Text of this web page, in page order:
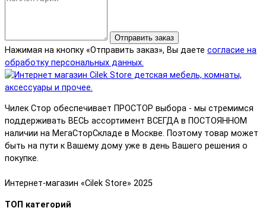
Отправить заказ
Нажимая на кнопку «Отправить заказ», Вы даете согласие на
обработку персональных данных.
Чилек Стор обеспечивает ПРОСТОР выбора - мы стремимся
поддерживать ВЕСЬ ассортимент ВСЕГДА в ПОСТОЯННОМ
наличии на МегаСторСкладе в Москве. Поэтому товар может
быть на пути к Вашему дому уже в день Вашего решения о
покупке.
Интернет-магазин «Cilek Store» 2025
ТОП категорий